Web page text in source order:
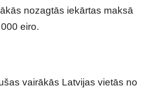
nozagtās iekārtas maksā
eiro.
vairākās Latvijas vietās no